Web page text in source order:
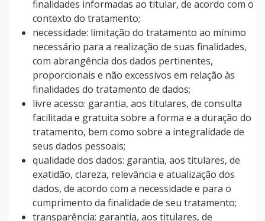
finalidades informadas ao titular, de acordo com o
contexto do tratamento;
necessidade: limitação do tratamento ao mínimo
necessário para a realização de suas finalidades,
com abrangência dos dados pertinentes,
proporcionais e não excessivos em relação às
finalidades do tratamento de dados;
livre acesso: garantia, aos titulares, de consulta
facilitada e gratuita sobre a forma e a duração do
tratamento, bem como sobre a integralidade de
seus dados pessoais;
qualidade dos dados: garantia, aos titulares, de
exatidão, clareza, relevância e atualização dos
dados, de acordo com a necessidade e para o
cumprimento da finalidade de seu tratamento;
transparência: garantia, aos titulares, de